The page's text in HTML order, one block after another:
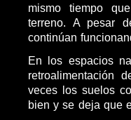
mismo tiempo
terreno. A pesar
continúan
En los espacios
retroalimentación
veces los suelos
bien y se deja que